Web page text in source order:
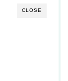
CLOSE